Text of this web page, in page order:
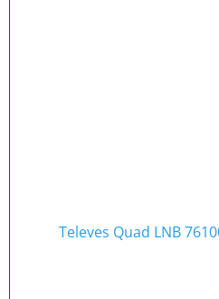
Televes Quad LNB